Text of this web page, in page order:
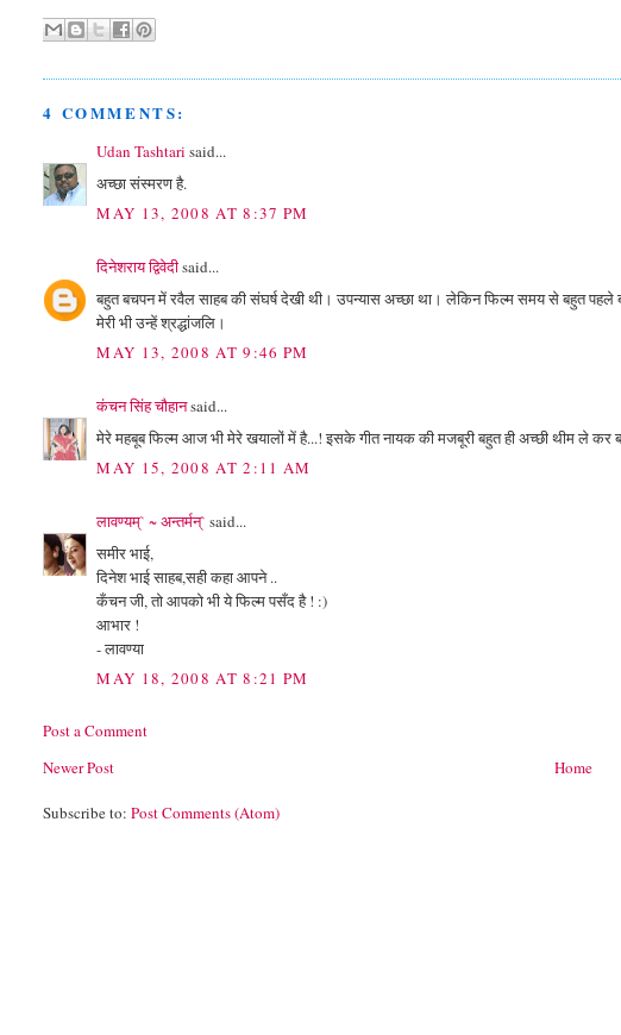
4 COMMENTS:
Udan Tashtari said...
अच्छा संस्मरण है.
MAY 13, 2008 AT 8:37 PM
दिनेशराय द्विवेदीsaid...
बहुत बचपन में रवैल साहब की संघर्ष देखी थी। उपन्यास अच्छा था। लेकिन फिल्म समय से बहुत पहले
मेरी भी उन्हें श्रद्धांजलि।
MAY 13, 2008 AT 9:46 PM
कंचन सिंह चौहानsaid...
मेरे महबूब फिल्म आज भी मेरे खयालों में है...! इसके गीत नायक की मजबूरी बहुत ही अच्छी थीम ले कर
MAY 15, 2008 AT 2:11 AM
लावण्यम्` ~ अन्तर्मन्` said...
समीर भाई,
दिनेश भाई साहब,सही कहा आपने ..
कँचन जी, तो आपको भी ये फिल्म पसँद है ! :)
आभार !
- लावण्या
MAY 18, 2008 AT 8:21 PM
Post a Comment
Newer Post
Home
Subscribe to:Post Comments (Atom)